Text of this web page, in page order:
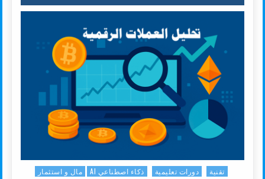
Posted in
تقنية دورات تعليمية ذكاء اصطناعي AI مال و استثمار